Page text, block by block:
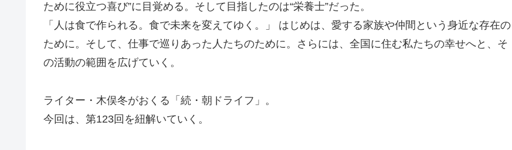
ために役立つ喜び”に目覚める。そして目指したのは“栄養士”だった。
「人は食で作られる。食で未来を変えてゆく。」 はじめは、愛する家族や仲間という身近な存在の
ために。そして、仕事で巡りあった人たちのために。さらには、全国に住む私たちの幸せへと、そ
の活動の範囲を広げていく。
ライター・木俣冬がおくる「続・朝ドライフ」。
今回は、第123回を紐解いていく。